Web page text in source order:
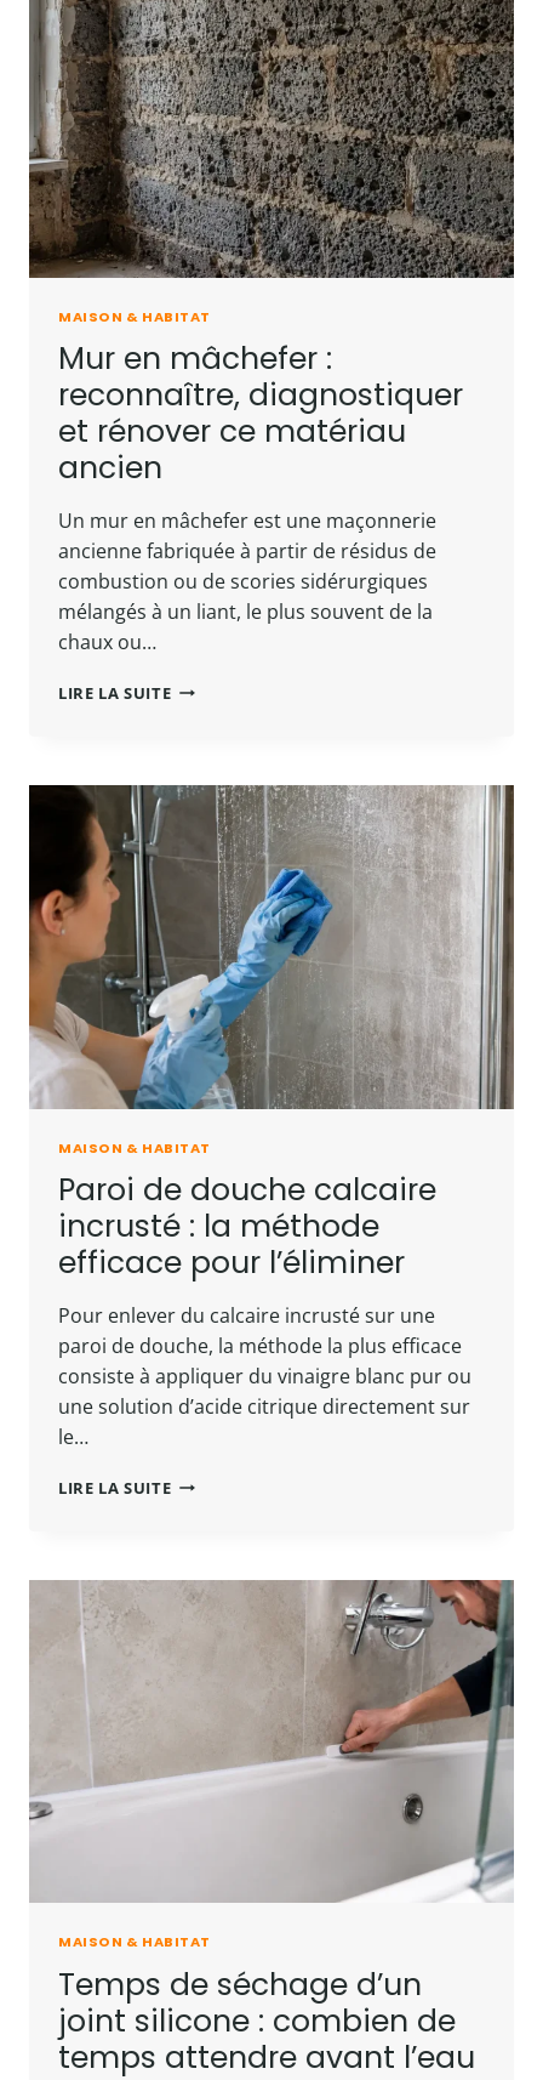
POSE
ET
MATÉRIAU
MAISON & HABITAT
Mur en mâchefer :
reconnaître, diagnostiquer
et rénover ce matériau
ancien
Un mur en mâchefer est une maçonnerie
ancienne fabriquée à partir de résidus de
combustion ou de scories sidérurgiques
mélangés à un liant, le plus souvent de la
chaux ou…
LIRE LA SUITEMUR
RECONNAÎTRE,
DIAGNOSTIQUER
RÉNOVER
MATÉRIAU
ANCIEN
MAISON & HABITAT
Paroi de douche calcaire
incrusté : la méthode
efficace pour l’éliminer
Pour enlever du calcaire incrusté sur une
paroi de douche, la méthode la plus efficace
consiste à appliquer du vinaigre blanc pur ou
une solution d’acide citrique directement sur
le…
LIRE LA SUITEPAROI
INCRUSTÉ
MAISON & HABITAT
Temps de séchage d’un
joint silicone : combien de
temps attendre avant l’eau